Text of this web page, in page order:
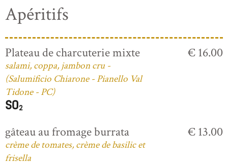
Apéritifs
Plateau de charcuterie mixte
salami, coppa, jambon cru -
(Salumificio Chiarone - Pianello Val
Tidone - PC)
€ 16.00
gâteau au fromage burrata
crème de tomates, crème de basilic et
frisella
€ 13.00